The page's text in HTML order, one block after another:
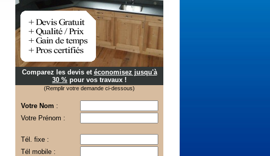
Comparez les devis et économisez jusqu'à
30 % pour vos travaux !
(Remplir votre demande ci-dessous)
Votre Nom :
Votre Prénom :
Tél. fixe :
Tél mobile :